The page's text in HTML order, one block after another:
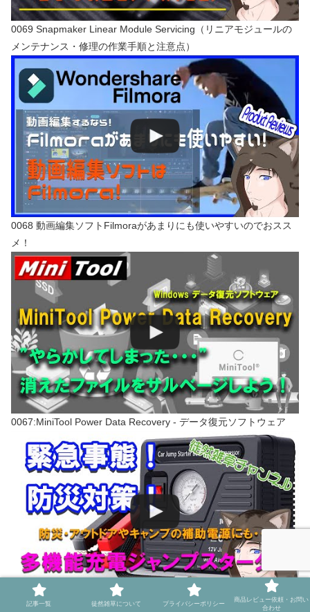
0069 Snapmaker Linear Module Servicing（リニアモジュールの
メンテナンス・修理の作業手順と注意点）
0068 動画編集ソフトFilmoraがあまりにも使いやすいのでおスス
メ！
0067:MiniTool Power Data Recovery - データ復元ソフトウェア
緊急事態もアウトドアでも防災でも役立つJF.EGWO多機能充電ジ
記事一覧 徒然雑草について プライバシーポリシー
商品レビュー依頼・お問い
合わせ